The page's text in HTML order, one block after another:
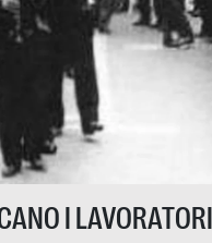
I LAVORATORI